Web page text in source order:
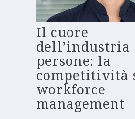
Il cuore
dell’industria
persone: la
competitività
workforce
management